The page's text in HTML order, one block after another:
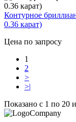
Контурное
0.36 карат)
Цена по запросу
1
2
>
>|
Показано с 1 по 20